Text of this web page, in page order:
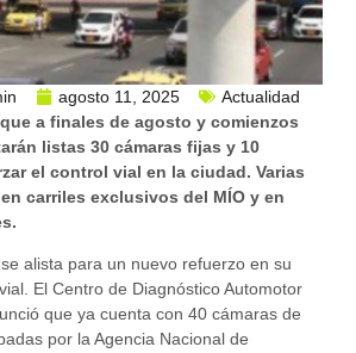
agosto 11, 2025
Actualidad
a finales de agosto y comienzos
listas 30 cámaras fijas y 10
el control vial en la ciudad. Varias
carriles exclusivos del MÍO y en
alista para un nuevo refuerzo en su
El Centro de Diagnóstico Automotor
que ya cuenta con 40 cámaras de
por la Agencia Nacional de